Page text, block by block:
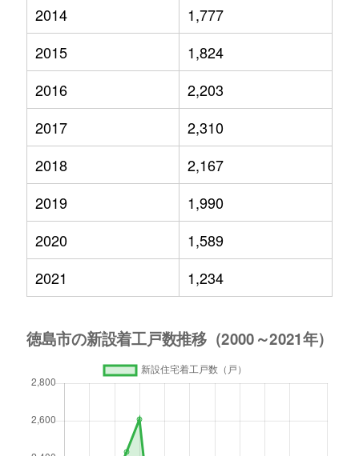
2014
1,777
2015
1,824
2016
2,203
2017
2,310
2018
2,167
2019
1,990
2020
1,589
2021
1,234